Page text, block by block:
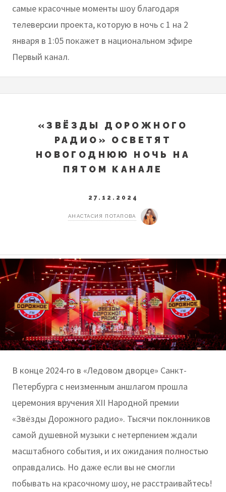
самые красочные моменты шоу благодаря
телеверсии проекта, которую в ночь с 1 на 2
января в 1:05 покажет в национальном эфире
Первый канал.
«ЗВЁЗДЫ ДОРОЖНОГО
РАДИО» ОСВЕТЯТ
НОВОГОДНЮЮ НОЧЬ НА
ПЯТОМ КАНАЛЕ
27.12.2024
АНАСТАСИЯ ПОТАПОВА
В конце 2024-го в «Ледовом дворце» Санкт-
Петербурга с неизменным аншлагом прошла
церемония вручения XII Народной премии
«Звёзды Дорожного радио». Тысячи поклонников
самой душевной музыки с нетерпением ждали
масштабного события, и их ожидания полностью
оправдались. Но даже если вы не смогли
побывать на красочному шоу, не расстраивайтесь!